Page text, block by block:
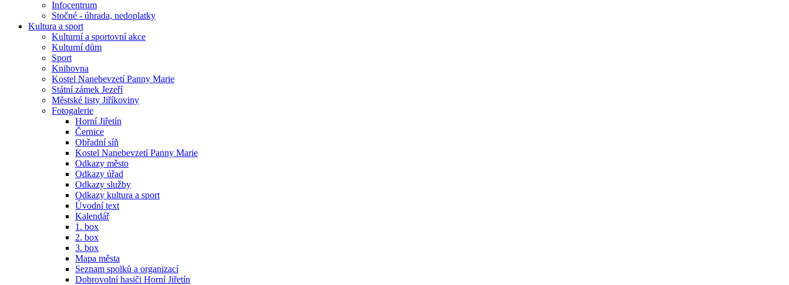
Infocentrum
Stočné - úhrada, nedoplatky
Kultura a sport
Kulturní a sportovní akce
Kulturní dům
Sport
Knihovna
Kostel Nanebevzetí Panny Marie
Státní zámek Jezeří
Městské listy Jiříkoviny
Fotogalerie
Horní Jiřetín
Černice
Obřadní síň
Kostel Nanebevzetí Panny Marie
Odkazy město
Odkazy úřad
Odkazy služby
Odkazy kultura a sport
Úvodní text
Kalendář
1. box
2. box
3. box
Mapa města
Seznam spolků a organizací
Dobrovolní hasiči Horní Jiřetín